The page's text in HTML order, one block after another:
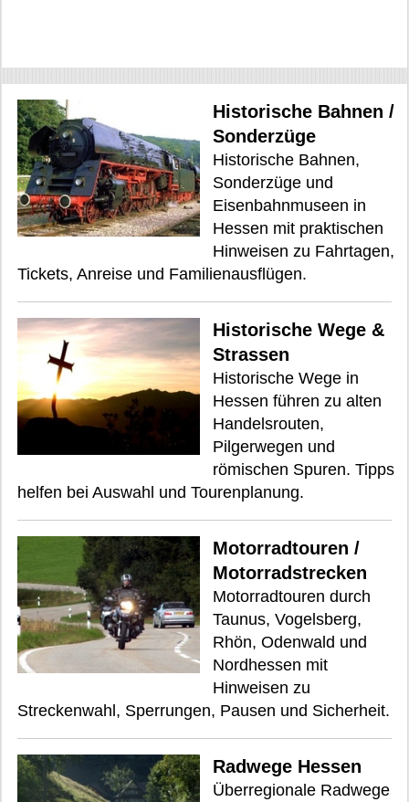
Historische Bahnen /
Sonderzüge
Historische Bahnen,
Sonderzüge und
Eisenbahnmuseen in
Hessen mit praktischen
Hinweisen zu Fahrtagen,
Tickets, Anreise und Familienausflügen.
Historische Wege &
Strassen
Historische Wege in
Hessen führen zu alten
Handelsrouten,
Pilgerwegen und
römischen Spuren. Tipps
helfen bei Auswahl und Tourenplanung.
Motorradtouren /
Motorradstrecken
Motorradtouren durch
Taunus, Vogelsberg,
Rhön, Odenwald und
Nordhessen mit
Hinweisen zu
Streckenwahl, Sperrungen, Pausen und Sicherheit.
Radwege Hessen
Überregionale Radwege